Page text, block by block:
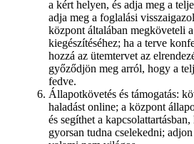
a kért helyen, és adja meg a
adja meg a foglalási
központ általában megköveteli
kiegészítéséhez; ha a terve
hozzá az ütemtervet az
győződjön meg arról, hogy a
fedve.
Állapotkövetés és támogatás:
haladást online; a központ
és segíthet a
gyorsan tudna cselekedni;